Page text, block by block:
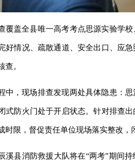
覆盖全县唯一高考考点思源实验学
好情况、疏散通道、安全出口、应
查。
中，现场排查发现两处具体隐患：
式防火门处于开启状态。针对排查
时限，督促责任单位现场落实整改，
溪县消防救援大队将在“两考”期间